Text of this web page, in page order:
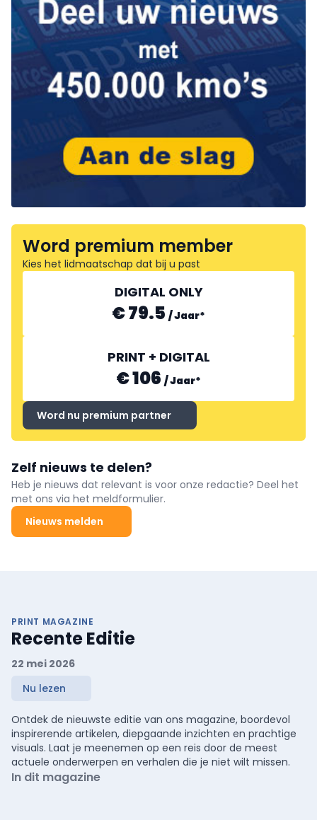
Word premium member
Kies het lidmaatschap dat bij u past
DIGITAL ONLY
€ 79.5 /Jaar*
PRINT + DIGITAL
€ 106 /Jaar*
Word nu premium partner
Zelf nieuws te delen?
Heb je nieuws dat relevant is voor onze redactie? Deel het
met ons via het meldformulier.
Nieuws melden
PRINT MAGAZINE
Recente Editie
22 mei 2026
Nu lezen
Ontdek de nieuwste editie van ons magazine, boordevol
inspirerende artikelen, diepgaande inzichten en prachtige
visuals. Laat je meenemen op een reis door de meest
actuele onderwerpen en verhalen die je niet wilt missen.
In dit magazine